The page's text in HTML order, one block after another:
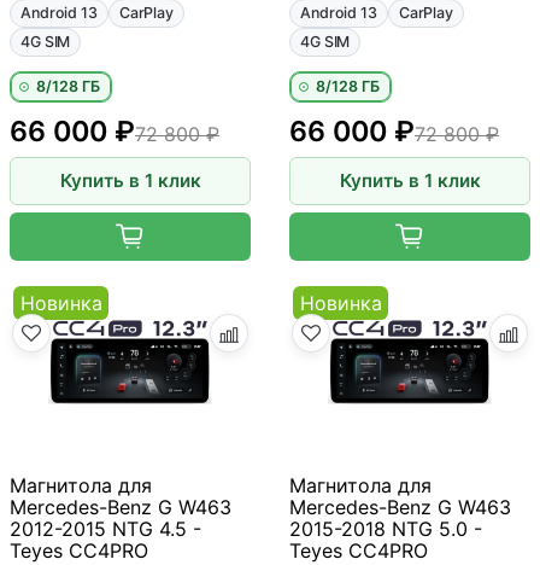
Android 13
CarPlay
4G SIM
8/128 ГБ
72 800 ₽
66 000 ₽
Купить в 1 клик
Android 13
CarPlay
4G SIM
8/128 ГБ
72 800 ₽
66 000 ₽
Купить в 1 клик
Новинка
Магнитола для
Mercedes-Benz G W463
2012-2015 NTG 4.5 -
Teyes CC4PRO
Новинка
Магнитола для
Mercedes-Benz G W463
2015-2018 NTG 5.0 -
Teyes CC4PRO